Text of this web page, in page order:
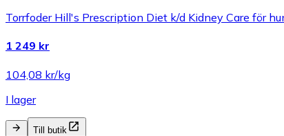
Torrfoder Hill's Prescription Diet k/d Kidney Care för
1 249 kr
104,08 kr/kg
I lager
Till butik